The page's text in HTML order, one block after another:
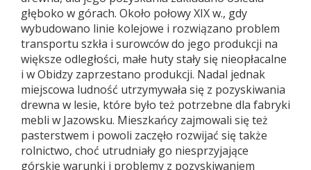
głęboko w górach. Około połowy XIX w., gdy
wybudowano linie kolejowe i rozwiązano problem
transportu szkła i surowców do jego produkcji na
większe odległości, małe huty stały się nieopłacalne
i w Obidzy zaprzestano produkcji. Nadal jednak
miejscowa ludność utrzymywała się z pozyskiwania
drewna w lesie, które było też potrzebne dla fabryki
mebli w Jazowsku. Mieszkańcy zajmowali się też
pasterstwem i powoli zaczęło rozwijać się także
rolnictwo, choć utrudniały go niesprzyjające
górskie warunki i problemy z pozyskiwaniem